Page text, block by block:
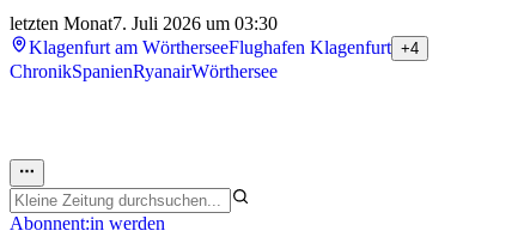
letzten Monat7. Juli 2026 um 03:30
Klagenfurt am WörtherseeFlughafen Klagenfurt +4
ChronikSpanienRyanairWörthersee
Abonnent:in werden